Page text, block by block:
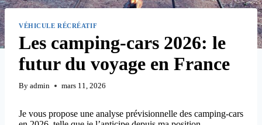
VÉHICULE RÉCRÉATIF
Les camping-cars 2026: le
futur du voyage en France
By admin mars 11, 2026
Je vous propose une analyse prévisionnelle des camping-cars